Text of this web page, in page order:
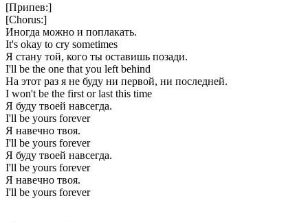
[Припев:]
[Chorus:]
Иногда можно и поплакать.
It's okay to cry sometimes
Я стану той, кого ты оставишь позади.
I'll be the one that you left behind
На этот раз я не буду ни первой, ни последней.
I won't be the first or last this time
Я буду твоей навсегда.
I'll be yours forever
Я навечно твоя.
I'll be yours forever
Я буду твоей навсегда.
I'll be yours forever
Я навечно твоя.
I'll be yours forever